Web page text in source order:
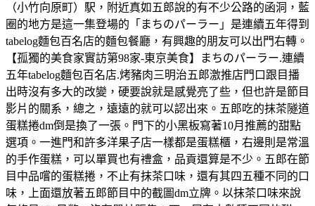
（小竹向原町）駅，附近真如五郎說的有不少公路的函洞，藍
圈的地方是這一集登場的「まちのパーラー」是連續五年得到
tabelog麵包百名店的麵包餐廳，有興趣的朋友可以出門右轉。
【孤獨的美食家實訪第98家-東京美食】まちのパーラー.連續
五年tabelog麵包百名店.烤豬肉三明治五郎激推店門口跟目播
出時沒有多大的改變，硬要說就是感覺亮了些，但也許是節目
影片的關系，總之，遠遠的就可以認出來。五郎吃的抹茶隧道
蛋糕捲dm倒是換了一張。門下的小黑板寫著10月推薦的甜點
選項。一進門和許多洋果子店一樣都是蛋糕櫃，右邊則是常溫
的手作蛋糕，可以單買也有禮盒，品貢還算是不少。五郎在節
目中品嚐的蛋糕捲，不止有抹茶口味，還有其四五種不同的口
味，上面還放著五郎節目中的截圖dm立牌。以抹茶口味來說